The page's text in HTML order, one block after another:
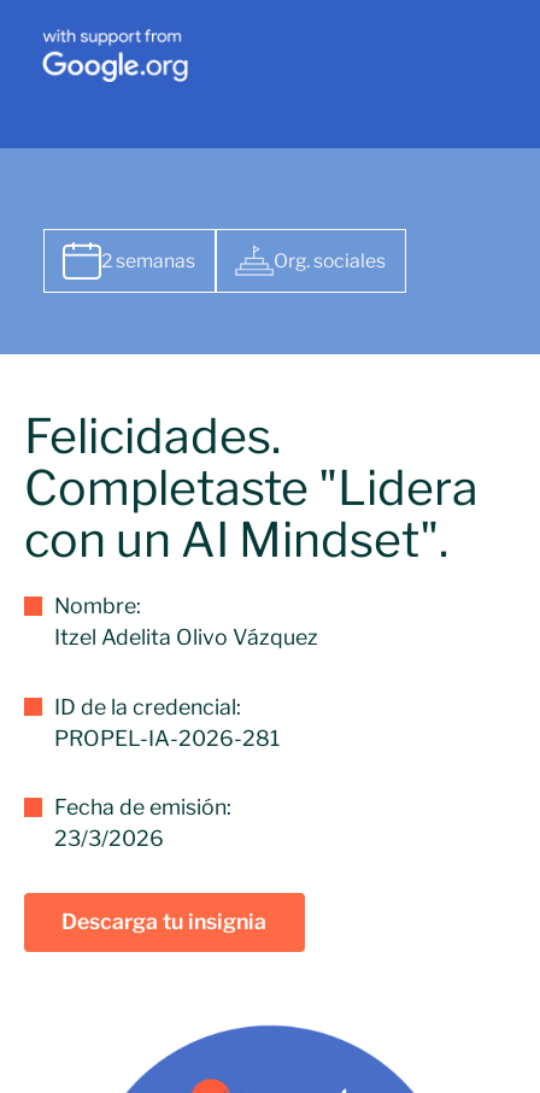
2 semanas Org. sociales
Felicidades.
Completaste "Lidera
con un AI Mindset".
Nombre:
Itzel Adelita Olivo Vázquez
ID de la credencial:
PROPEL-IA-2026-281
Fecha de emisión:
23/3/2026
Descarga tu insignia